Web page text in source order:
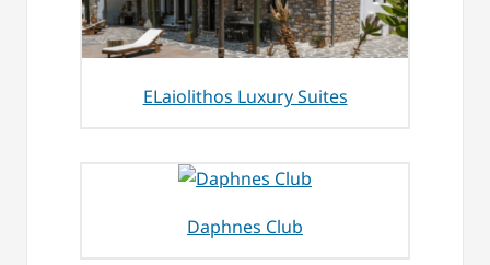
ELaiolithos Luxury Suites
Daphnes Club